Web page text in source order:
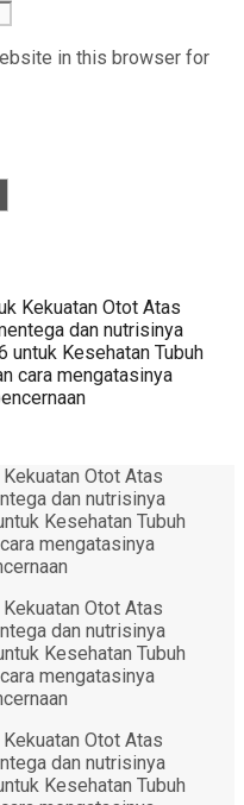
in this browser for
Kekuatan Otot Atas
dan nutrisinya
untuk Kesehatan Tubuh
cara mengatasinya
Otot Atas
dan nutrisinya
Kesehatan Tubuh
mengatasinya
Otot Atas
dan nutrisinya
Kesehatan Tubuh
mengatasinya
Otot Atas
dan nutrisinya
Kesehatan Tubuh